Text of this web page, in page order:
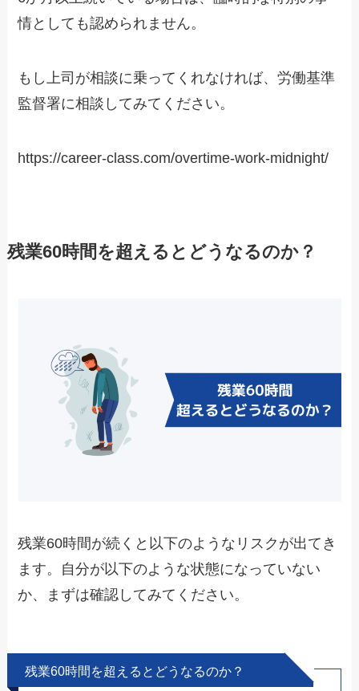
情としても認められません。
もし上司が相談に乗ってくれなければ、労働基準
監督署に相談してみてください。
https://career-class.com/overtime-work-midnight/
残業60時間を超えるとどうなるのか？
残業60時間が続くと以下のようなリスクが出てき
ます。自分が以下のような状態になっていない
か、まずは確認してみてください。
残業60時間を超えるとどうなるのか？